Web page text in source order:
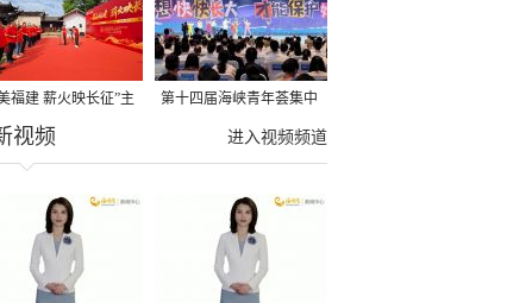
福建 薪火映长征”主
动在龙岩长汀启动
第十四届海峡青年荟集中
阶段活动在福州举行
进入视频频道
视频